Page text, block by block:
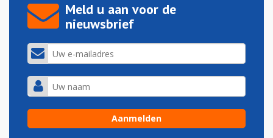
Meld u aan voor de
nieuwsbrief